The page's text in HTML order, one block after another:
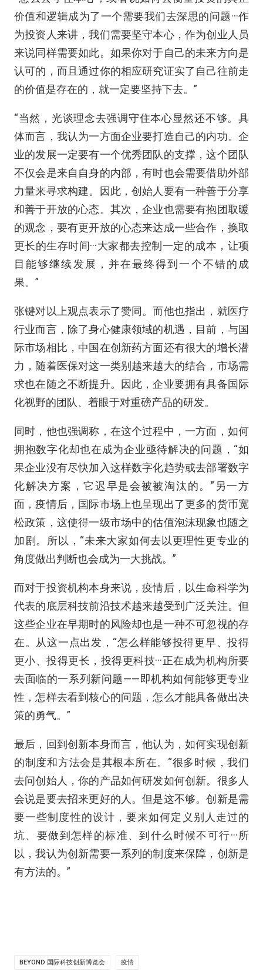
价值和逻辑成为了一个需要我们去深思的问题···作
为投资人来讲，我们需要坚守本心，作为创业人员
来说同样需要如此。如果你对于自己的未来方向是
认可的，而且通过你的相应研究证实了自己往前走
的价值是存在的，就一定要坚持下去。”
“当然，光谈理念去强调守住本心显然还不够。具
体而言，我认为一方面企业要打造自己的内功。企
业的发展一定要有一个优秀团队的支撑，这个团队
不仅会是来自自身的内部，有时也会需要借助外部
力量来寻求构建。因此，创始人要有一种善于分享
和善于开放的心态。其次，企业也需要有抱团取暖
的观念，要有更开放的心态来达成一些合作，换取
更长的生存时间···大家都去控制一定的成本，让项
目能够继续发展，并在最终得到一个不错的成
果。”
张键对以上观点表示了赞同。而他也指出，就医疗
行业而言，除了身心健康领域的机遇，目前，与国
际市场相比，中国在创新药方面还有很大的增长潜
力，随着医保对这一类别越来越大的结合，市场需
求也在随之不断提升。因此，企业要拥有具备国际
化视野的团队、着眼于对重磅产品的研发。
同时，他也强调称，在这个过程中，一方面，如何
拥抱数字化却也在成为企业亟待解决的问题，“如
果企业没有尽快加入这样数字化趋势或去部署数字
化解决方案，它迟早是会被被淘汰的。”另一方
面，疫情后，国际市场上也呈现出了更多的货币宽
松政策，这使得一级市场中的估值泡沫现象也随之
加剧。所以，“未来大家如何去以更理性更专业的
角度做出判断也会成为一大挑战。”
而对于投资机构本身来说，疫情后，以生命科学为
代表的底层科技前沿技术越来越受到广泛关注。但
这些企业在早期时的风险却也是一种不可忽视的存
在。从这一点出发，“怎么样能够投得更早、投得
更小、投得更长，投得更科技···正在成为机构所要
去面临的一系列新问题——即机构如何能够更专业
性，怎样去看到核心的问题，怎么才能具备做出决
策的勇气。”
最后，回到创新本身而言，他认为，如何实现创新
的制度和方法会是其根本所在。“很多时候，我们
去问创始人，你的产品如何研发如何创新。很多人
会说是要去招来更好的人。但是这不够。创新是需
要一些制度性的设计，要来如何定义别人走过的
坑、要做到怎样的标准、到什么时候不可行···所
以，我认为创新需要一系列的制度来保障，创新是
有方法的。”
BEYOND 国际科技创新博览会 疫情